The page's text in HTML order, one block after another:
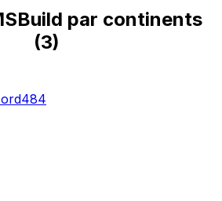
par continents
(3)
484